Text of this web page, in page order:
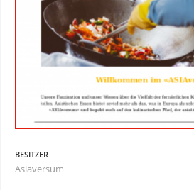
BESITZER
Asiaversum